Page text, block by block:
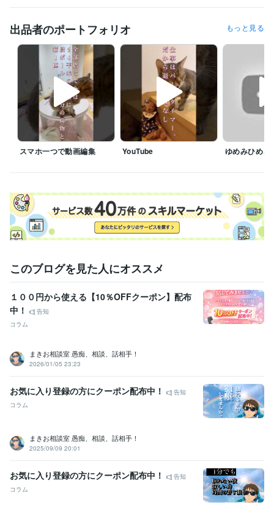
「待機中のみ可・離席中」表示時は、外出や別件で対応しています。離
席中でもDMいただければ調整いたします。
もし電話相談が不安な方は、内容についてなど遠慮なくDMしてください
ね。
また、DMでご予約いただく際は、
予約日時を 第一希望～第三希望 まで提示頂けると助かります。
しまう場合があります。
承ください。
なお、通話中の「相談中」表示時は、トークルームやDMの内容を確認す
る事ができません。
安心して気楽な気持ちで相談してくださいね～^^
資格・検定
普通自動車免許
東京着物学院/着物着付け師 範免状取得 取得年 : 2002年
2022年
得意分野
悩み相談・カウンセリング 悩んでる人に寄りそって共感できます ど
買い物、浪費大好き人間
出品者のポートフォリオ もっと見る
スマホ一つで動画編集 YouTube ゆめみひめこ
このブログを見た人にオススメ
１００円から使える【10％OFFクーポン】配布
中！
告知
コラム
まきお相談室 愚痴、相談、話相手！
2026/01/05 23:23
お気に入り登録の方にクーポン配布中！
告知
コラム
まきお相談室 愚痴、相談、話相手！
2025/09/09 20:01
お気に入り登録の方にクーポン配布中！
告知
コラム